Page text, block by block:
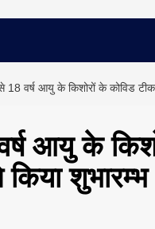
18 वर्ष आयु के किशोरों के कोविड
आयु के
शुभारम्भ